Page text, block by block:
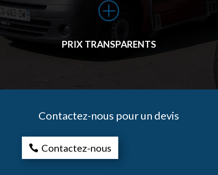
P
PRIX TRANSPARENTS
Contactez-nous pour un devis
Contactez-nous